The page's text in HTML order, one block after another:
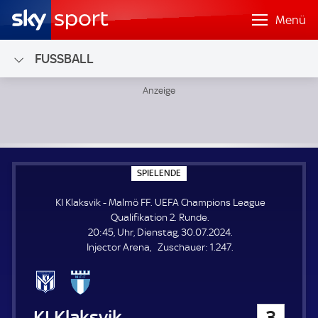
Menü
FUSSBALL
SPIELENDE
P
E
L
E
N
E
KI Klaksvik - Malmö FF. UEFA Champions League
Qualifikation 2. Runde.
20:45, Uhr, Dienstag, 30.07.2024.
Injector Arena
Zuschauer: Z1.247.